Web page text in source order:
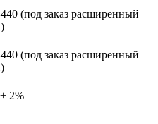
(под заказ расширенный
(под заказ расширенный
2%